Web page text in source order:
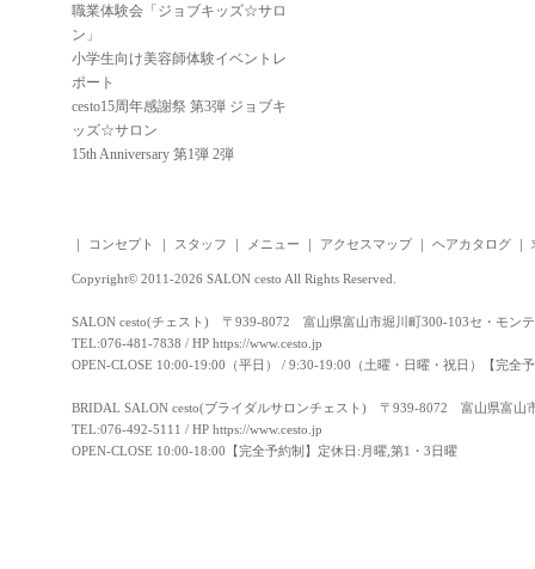
職業体験会「ジョブキッズ☆サロ
ン」
小学生向け美容師体験イベントレ
ポート
cesto15周年感謝祭 第3弾 ジョブキ
ッズ☆サロン
15th Anniversary 第1弾 2弾
コンセプト スタッフ メニュー アクセスマップ ヘアカタログ
Copyright© 2011-2026 SALON cesto All Rights Reserved.
SALON cesto(チェスト) 〒939-8072 富山県富山市堀川町300-103セ・モン
TEL:076-481-7838 / HP https://www.cesto.jp
OPEN-CLOSE 10:00-19:00（平日） / 9:30-19:00（土曜・日曜・祝日）【完全
BRIDAL SALON cesto(ブライダルサロンチェスト) 〒939-8072 富山県富山
TEL:076-492-5111 / HP https://www.cesto.jp
OPEN-CLOSE 10:00-18:00【完全予約制】定休日:月曜,第1・3日曜